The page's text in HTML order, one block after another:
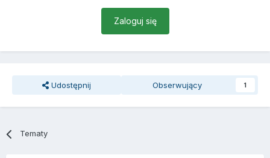
Zaloguj się
Udostępnij Obserwujący 1
Tematy